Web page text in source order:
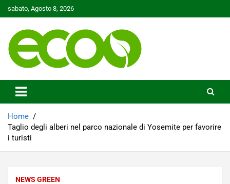
to
sabato, Agosto 8, 2026
Ecoo.it
Home
Taglio degli alberi nel parco nazionale di Yosemite per favorire
i turisti
NEWS GREEN